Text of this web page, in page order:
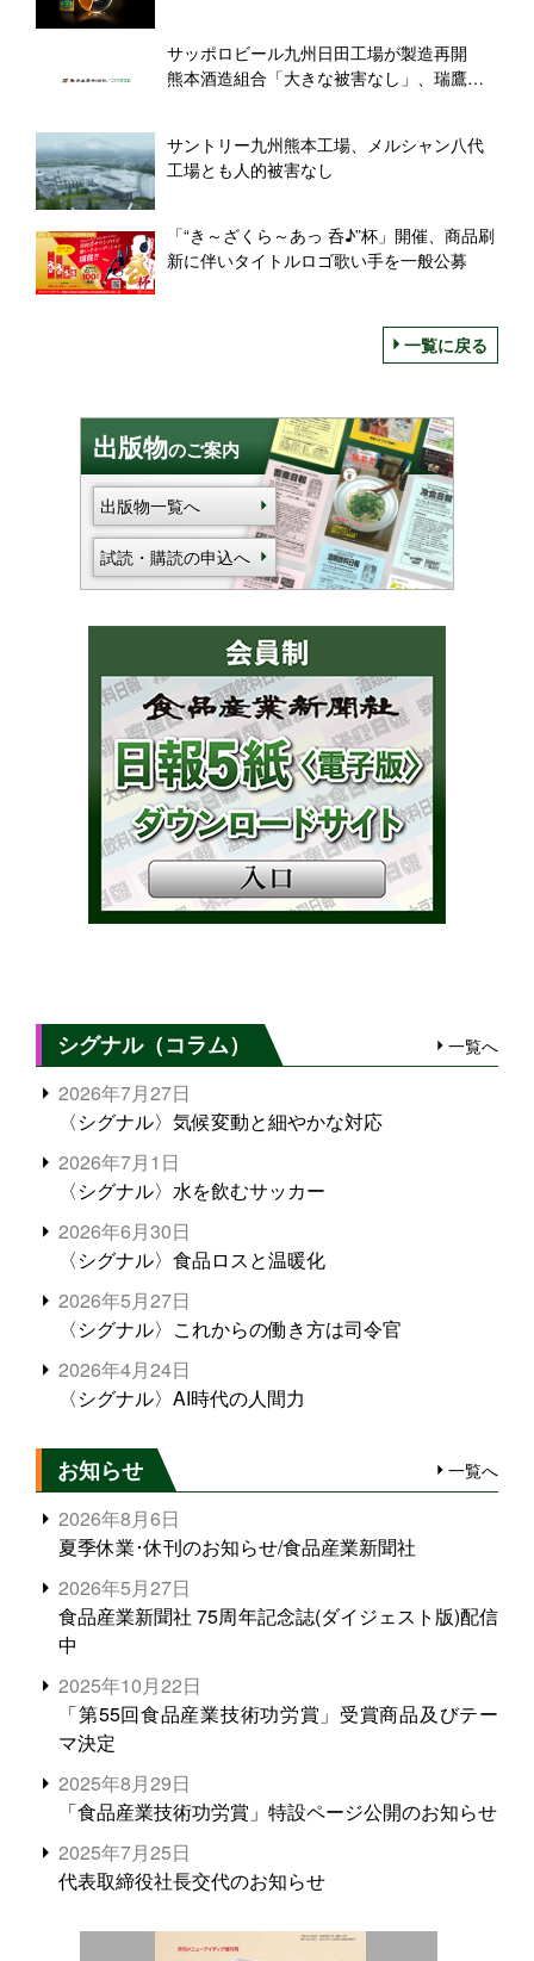
サッポロビール九州日田工場が製造再開
熊本酒造組合「大きな被害なし」、瑞鷹は
サントリー九州熊本工場、メルシャン八代
工場とも人的被害なし
「“き～ざくら～あっ 呑♪”杯」開催、商品刷
新に伴いタイトルロゴ歌い手を一般公募
一覧に戻る
出版物のご案内
出版物一覧へ
試読・購読の申込へ
シグナル（コラム） 一覧へ
2026年7月27日
〈シグナル〉気候変動と細やかな対応
2026年7月1日
〈シグナル〉水を飲むサッカー
2026年6月30日
〈シグナル〉食品ロスと温暖化
2026年5月27日
〈シグナル〉これからの働き方は司令官
2026年4月24日
〈シグナル〉AI時代の人間力
お知らせ 一覧へ
2026年8月6日
夏季休業･休刊のお知らせ/食品産業新聞社
2026年5月27日
食品産業新聞社 75周年記念誌(ダイジェスト版)配信
中
2025年10月22日
「第55回食品産業技術功労賞」受賞商品及びテー
マ決定
2025年8月29日
「食品産業技術功労賞」特設ページ公開のお知らせ
2025年7月25日
代表取締役社長交代のお知らせ